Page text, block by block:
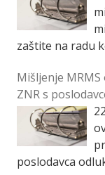
zaštite na radu
radu kod
Mišljenje
ZNR s
poslodavca